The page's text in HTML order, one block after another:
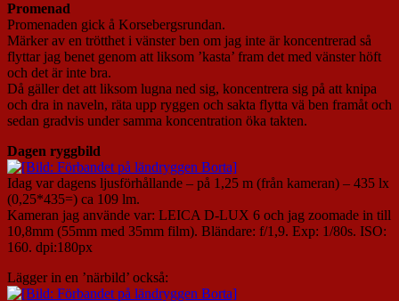
Promenad
Promenaden gick å Korsebergsrundan.
Märker av en trötthet i vänster ben om jag inte är koncentrerad så
flyttar jag benet genom att liksom ’kasta’ fram det med vänster höft
och det är inte bra.
Då gäller det att liksom lugna ned sig, koncentrera sig på att knipa
och dra in naveln, räta upp ryggen och sakta flytta vä ben framåt och
sedan gradvis under samma koncentration öka takten.
Dagen ryggbild
Idag var dagens ljusförhållande – på 1,25 m (från kameran) – 435 lx
(0,25*435=) ca 109 lm.
Kameran jag använde var: LEICA D-LUX 6 och jag zoomade in till
10,8mm (55mm med 35mm film). Bländare: f/1,9. Exp: 1/80s. ISO:
160. dpi:180px
Lägger in en ’närbild’ också: